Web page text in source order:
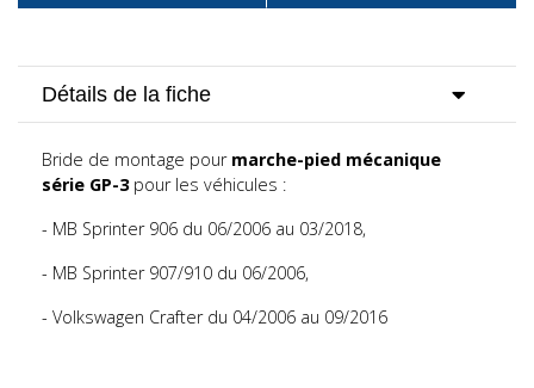
Détails de la fiche
Bride de montage pour marche-pied mécanique
série GP-3 pour les véhicules :
- MB Sprinter 906 du 06/2006 au 03/2018,
- MB Sprinter 907/910 du 06/2006,
- Volkswagen Crafter du 04/2006 au 09/2016